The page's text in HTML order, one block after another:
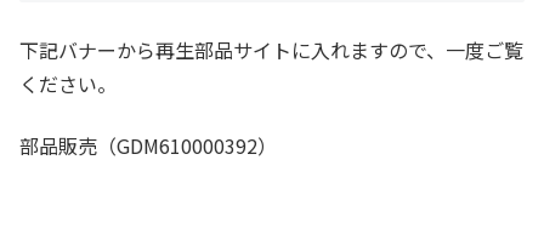
下記バナーから再生部品サイトに入れますので、一度ご覧
ください。
部品販売（GDM610000392）